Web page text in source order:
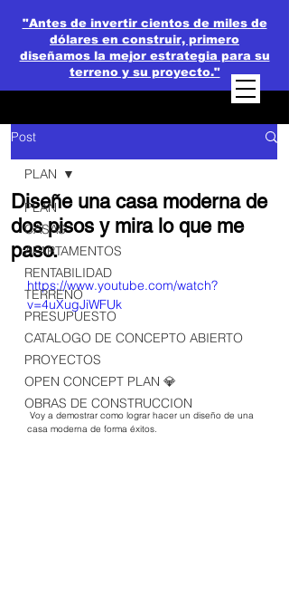
"Antes de invertir cientos de miles de
dólares en construir, primero
diseñamos la mejor estrategia para su
terreno y su proyecto."
Post
PLAN
CASAS
APARTAMENTOS
RENTABILIDAD
TERRENO
PRESUPUESTO
CATALOGO DE CONCEPTO ABIERTO
PROYECTOS
OPEN CONCEPT PLAN 💎
OBRAS DE CONSTRUCCION
PLAN
Diseñe una casa moderna de
dos pisos y mira lo que me
paso.
https://www.youtube.com/watch?
v=4uXugJiWFUk
casa moderna de forma éxitos.